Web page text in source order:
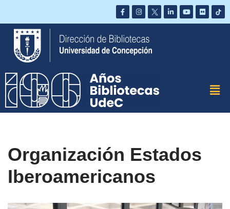
Saltar
contenido
Organización Estados
Iberoamericanos